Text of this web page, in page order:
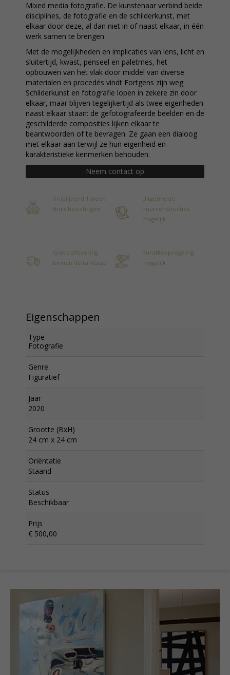
Mixed media fotografie. De kunstenaar verbind beide
disciplines, de fotografie en de schilderkunst, met
elkaar door deze, al dan niet in of naast elkaar, in één
werk samen te brengen.
Met de mogelijkheden en implicaties van lens, licht en
sluitertijd, kwast, penseel en paletmes, het
opbouwen van het vlak door middel van diverse
materialen en procedés vindt Fortgens zijn weg.
Schilderkunst en fotografie lopen in zekere zin door
elkaar, maar blijven tegelijkertijd als twee eigenheden
naast elkaar staan: de gefotografeerde beelden en de
geschilderde composities lijken elkaar te
beantwoorden of te bevragen. Ze gaan een dialoog
met elkaar aan terwijl ze hun eigenheid en
karakteristieke kenmerken behouden.
Neem contact op
Vrijblijvend 1 week
thuis bezichtigen
Uitgebreide
huurconstructies
mogelijk
Gratis aflevering
binnen de randstad
Kunstkoopregeling
mogelijk
Eigenschappen
Type
Fotografie
Genre
Figuratief
Jaar
2020
Grootte (BxH)
24 cm x 24 cm
Oriëntatie
Staand
Status
Beschikbaar
Prijs
€ 500,00